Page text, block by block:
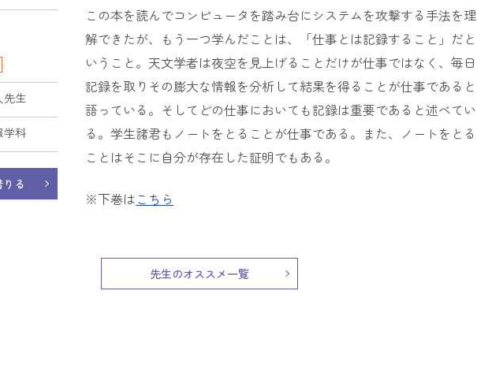
先生
学科
る
この本を読んでコンピュータを踏み台にシステムを攻撃する手法を理
解できたが、もう一つ学んだことは、「仕事とは記録すること」だと
いうこと。天文学者は夜空を見上げることだけが仕事ではなく、毎日
記録を取りその膨大な情報を分析して結果を得ることが仕事であると
語っている。そしてどの仕事においても記録は重要であると述べてい
る。学生諸君もノートをとることが仕事である。また、ノートをとる
ことはそこに自分が存在した証明でもある。
※下巻はこちら
先生のオススメ一覧